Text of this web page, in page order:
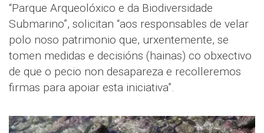
“Parque Arqueolóxico e da Biodiversidade
Submarino”, solicitan “aos responsables de velar
polo noso patrimonio que, urxentemente, se
tomen medidas e decisións (hainas) co obxectivo
de que o pecio non desapareza e recolleremos
firmas para apoiar esta iniciativa”.